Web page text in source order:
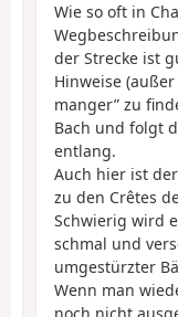
Wie so oft in
der Strecke ist
Hinweise
manger” zu
Bach und folgt
entlang.
Auch hier ist
zu den Crêtes
Schwierig wird
schmal und
umgestürzter
Wenn man